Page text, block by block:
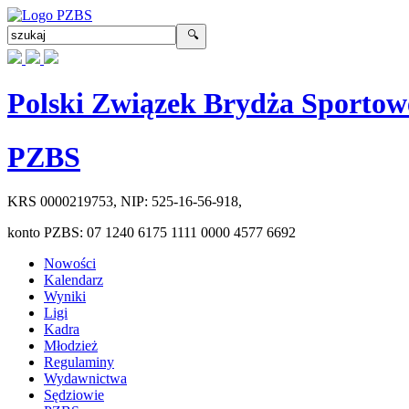
Polski Związek Brydża
PZBS
KRS 0000219753, NIP: 525-16-56-918,
konto PZBS: 07 1240 6175 1111 0000 4577 6692
Nowości
Kalendarz
Wyniki
Ligi
Kadra
Młodzież
Regulaminy
Wydawnictwa
Sędziowie